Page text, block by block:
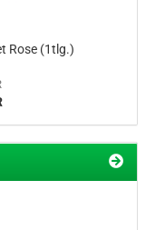
Rose (1tlg.)